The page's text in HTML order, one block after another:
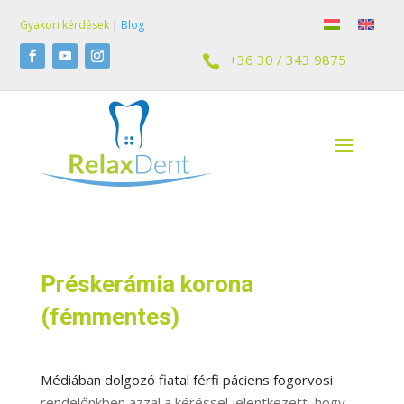
Gyakori kérdések | Blog
 +36 30 / 343 9875
Préskerámia korona
(fémmentes)
Médiában dolgozó fiatal férfi páciens fogorvosi